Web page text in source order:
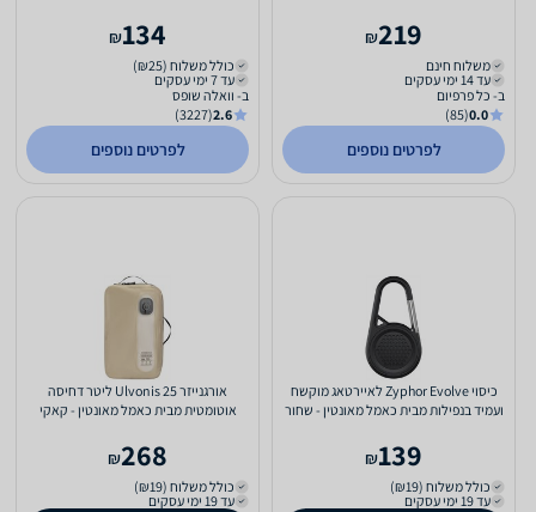
219
₪
משלוח חינם
עד 14 ימי עסקים
ב- כל פרפיום
0.0
(85)
לפרטים נוספים
134
₪
כולל משלוח (₪25)
עד 7 ימי עסקים
ב- וואלה שופס
2.6
(3227)
לפרטים נוספים
כיסוי Zyphor Evolve לאיירטאג מוקשח
ועמיד בנפילות מבית כאמל מאונטין - שחור
139
₪
כולל משלוח (₪19)
עד 19 ימי עסקים
אורגנייזר Ulvonis 25 ליטר דחיסה
אוטומטית מבית כאמל מאונטין - קאקי
268
₪
כולל משלוח (₪19)
עד 19 ימי עסקים